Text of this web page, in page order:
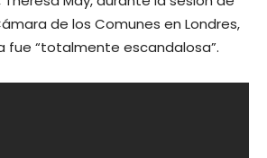
de los Comunes en Londres,
fue “totalmente escandalosa”.